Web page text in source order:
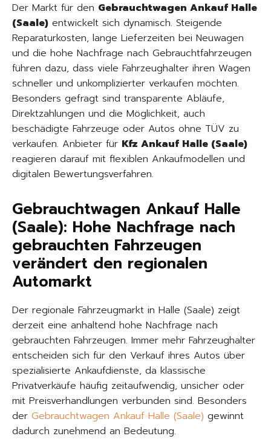
Der Markt für den Gebrauchtwagen Ankauf Halle
(Saale) entwickelt sich dynamisch. Steigende
Reparaturkosten, lange Lieferzeiten bei Neuwagen
und die hohe Nachfrage nach Gebrauchtfahrzeugen
führen dazu, dass viele Fahrzeughalter ihren Wagen
schneller und unkomplizierter verkaufen möchten.
Besonders gefragt sind transparente Abläufe,
Direktzahlungen und die Möglichkeit, auch
beschädigte Fahrzeuge oder Autos ohne TÜV zu
verkaufen. Anbieter für Kfz Ankauf Halle (Saale)
reagieren darauf mit flexiblen Ankaufmodellen und
digitalen Bewertungsverfahren.
Gebrauchtwagen Ankauf Halle
(Saale): Hohe Nachfrage nach
gebrauchten Fahrzeugen
verändert den regionalen
Automarkt
Der regionale Fahrzeugmarkt in Halle (Saale) zeigt
derzeit eine anhaltend hohe Nachfrage nach
gebrauchten Fahrzeugen. Immer mehr Fahrzeughalter
entscheiden sich für den Verkauf ihres Autos über
spezialisierte Ankaufdienste, da klassische
Privatverkäufe häufig zeitaufwendig, unsicher oder
mit Preisverhandlungen verbunden sind. Besonders
der Gebrauchtwagen Ankauf Halle (Saale) gewinnt
dadurch zunehmend an Bedeutung.